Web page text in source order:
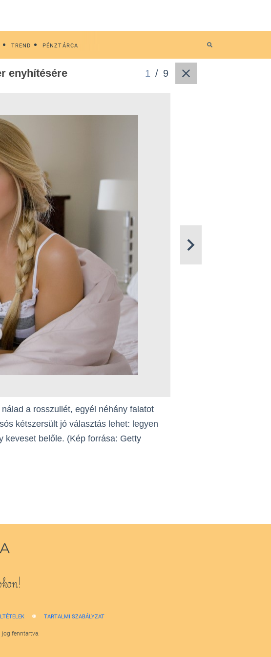
TREND PÉNZTÁRCA
enyhítésére 1 / 9
a rosszullét, egyél néhány falatot
kétszersült jó választás lehet: legyen
keveset belőle. (Kép forrása: Getty
TARTALMI SZABÁLYZAT
fenntartva.